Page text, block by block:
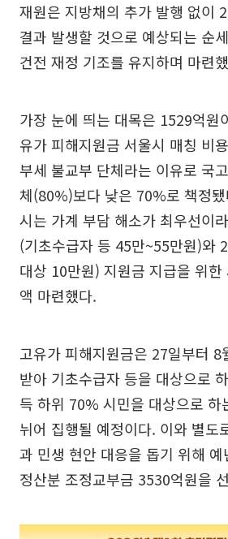
재원은 지방채의 추가 발행 없이
결과 발생할 것으로 예상되는 순
건전 재정 기조를 유지하며 마련
가장 눈에 띄는 대목은 1529억원
유가 피해지원금 서울시 매칭 비
부세 불교부 단체라는 이유로 국
체(80%)보다 낮은 70%로 책정
시는 가계 부담 해소가 최우선이
(기초수급자 등 45만~55만원)와
대상 10만원) 지원금 지급을 위한
액 마련했다.
고유가 피해지원금은 27일부터 8
받아 기초수급자 등을 대상으로
득 하위 70% 시민을 대상으로 하
뉘어 집행될 예정이다. 이와 별도
과 민생 현안 대응을 돕기 위해
정산분 조정교부금 3530억원을